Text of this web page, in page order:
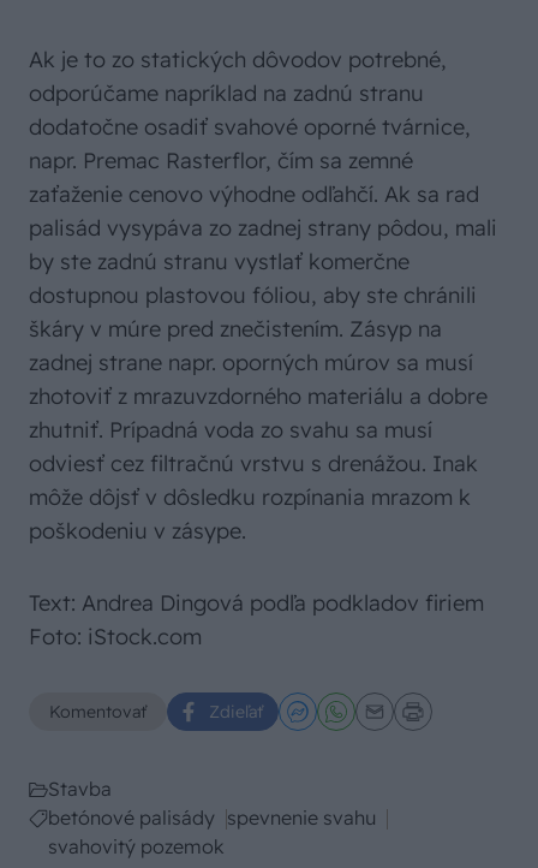
Ak je to zo statických dôvodov potrebné,
odporúčame napríklad na zadnú stranu
dodatočne osadiť svahové oporné tvárnice,
napr. Premac Rasterflor, čím sa zemné
zaťaženie cenovo výhodne odľahčí. Ak sa rad
palisád vysypáva zo zadnej strany pôdou, mali
by ste zadnú stranu vystlať komerčne
dostupnou plastovou fóliou, aby ste chránili
škáry v múre pred znečistením. Zásyp na
zadnej strane napr. oporných múrov sa musí
zhotoviť z mrazuvzdorného materiálu a dobre
zhutniť. Prípadná voda zo svahu sa musí
odviesť cez filtračnú vrstvu s drenážou. Inak
môže dôjsť v dôsledku rozpínania mrazom k
poškodeniu v zásype.
Text: Andrea Dingová podľa podkladov firiem
Foto: iStock.com
Komentovať Zdieľať
Stavba
betónové palisády spevnenie svahu
svahovitý pozemok